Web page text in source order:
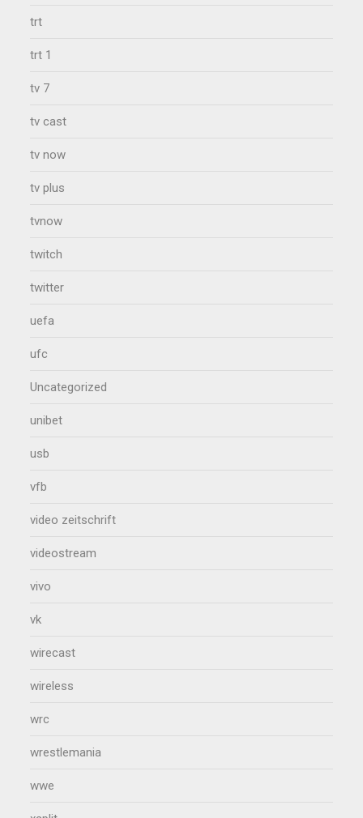
trt
trt 1
tv 7
tv cast
tv now
tv plus
tvnow
twitch
twitter
uefa
ufc
Uncategorized
unibet
usb
vfb
video zeitschrift
videostream
vivo
vk
wirecast
wireless
wrc
wrestlemania
wwe